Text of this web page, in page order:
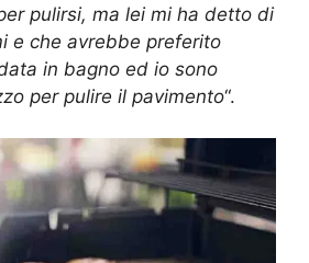
pulirsi, ma lei mi ha detto di
e che avrebbe preferito
in bagno ed io sono
per pulire il pavimento“.